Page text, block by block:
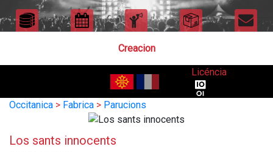
Creacion
Licéncia
Occitanica > Fabrica > Parucions
Los sants innocents